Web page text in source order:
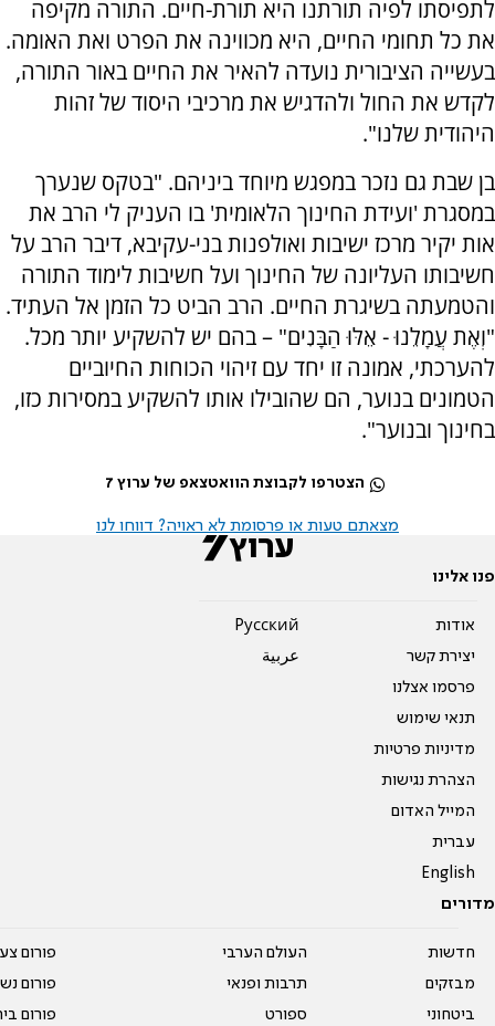
לתפיסתו לפיה תורתנו היא תורת-חיים. התורה מקיפה
את כל תחומי החיים, היא מכווינה את הפרט ואת האומה.
בעשייה הציבורית נועדה להאיר את החיים באור התורה,
לקדש את החול ולהדגיש את מרכיבי היסוד של זהות
היהודית שלנו".
בן שבת גם נזכר במפגש מיוחד ביניהם. "בטקס שנערך
במסגרת 'ועידת החינוך הלאומית' בו העניק לי הרב את
אות יקיר מרכז ישיבות ואולפנות בני-עקיבא, דיבר הרב על
חשיבותו העליונה של החינוך ועל חשיבות לימוד התורה
והטמעתה בשיגרת החיים. הרב הביט כל הזמן אל העתיד.
"וְאֶת עֲמָלֵנוּ - אֵלּוּ הַבָּנִים" – בהם יש להשקיע יותר מכל.
להערכתי, אמונה זו יחד עם זיהוי הכוחות החיוביים
הטמונים בנוער, הם שהובילו אותו להשקיע במסירות כזו,
בחינוך ובנוער".
הצטרפו לקבוצת הוואטצאפ של ערוץ 7
מצאתם טעות או פרסומת לא ראויה? דווחו לנו
פנו אלינו
אודות
יצירת קשר
פרסמו אצלנו
תנאי שימוש
מדיניות פרטיות
הצהרת נגישות
המייל האדום
עברית
English
Pусский
عربية
מדורים
חדשות
מבזקים
ביטחוני
העולם הערבי
תרבות ופנאי
ספורט
פורום
פורום
פורום